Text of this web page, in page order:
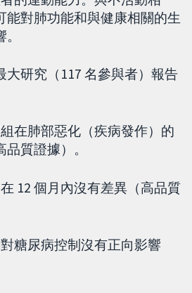
能對肺功能和與健康相關的生
大研究（117 名參與者）報告
在肺部惡化（疾病發作）的
質證據）。
12 個月內沒有差異（高品質
糖尿病控制沒有正向影響